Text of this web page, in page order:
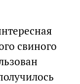
свиного